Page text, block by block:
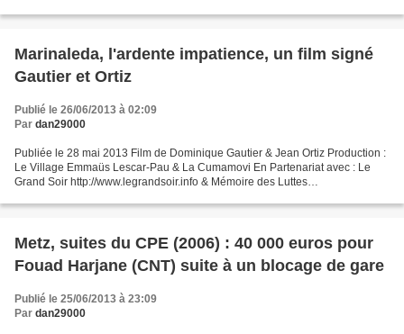
Marinaleda, l'ardente impatience, un film signé
Gautier et Ortiz
Publié le 26/06/2013 à 02:09
Par dan29000
Publiée le 28 mai 2013 Film de Dominique Gautier & Jean Ortiz Production :
Le Village Emmaüs Lescar-Pau & La Cumamovi En Partenariat avec : Le
Grand Soir http://www.legrandsoir.info & Mémoire des Luttes
Metz, suites du CPE (2006) : 40 000 euros pour
Fouad Harjane (CNT) suite à un blocage de gare
Publié le 25/06/2013 à 23:09
Par dan29000